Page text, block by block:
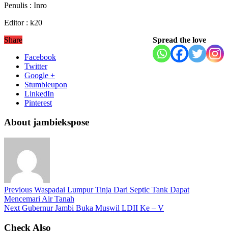
Penulis : Inro
Editor : k20
Spread the love
Share
Facebook
Twitter
Google +
Stumbleupon
LinkedIn
Pinterest
About jambiekspose
Previous Waspadai Lumpur Tinja Dari Septic Tank Dapat
Mencemari Air Tanah
Next Gubernur Jambi Buka Muswil LDII Ke – V
Check Also